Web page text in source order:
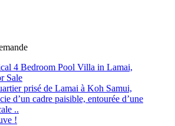
prisé de Lamai à Koh Samui,
d’un cadre paisible, entourée d’une
..
!